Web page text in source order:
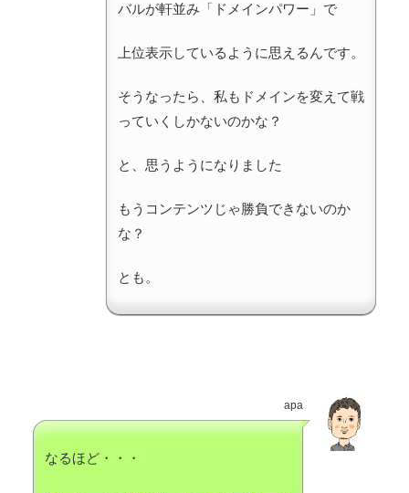
バルが軒並み「ドメインパワー」で
上位表示しているように思えるんです。
そうなったら、私もドメインを変えて戦
っていくしかないのかな？
と、思うようになりました
もうコンテンツじゃ勝負できないのか
な？
とも。
apa
なるほど・・・